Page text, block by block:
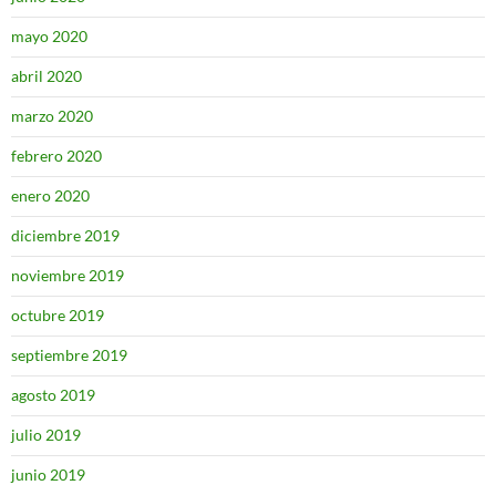
mayo 2020
abril 2020
marzo 2020
febrero 2020
enero 2020
diciembre 2019
noviembre 2019
octubre 2019
septiembre 2019
agosto 2019
julio 2019
junio 2019